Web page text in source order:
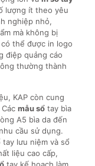
lượng ít theo yêu
nghiệp nhỏ,
mà không bị
thể được in logo
điệp quảng cáo
thường thành
KAP còn cung
mẫu sổtay bìa
A5 bìa da đến
cầu sử dụng.
lưu niệm và sổ
liệu cao cấp,